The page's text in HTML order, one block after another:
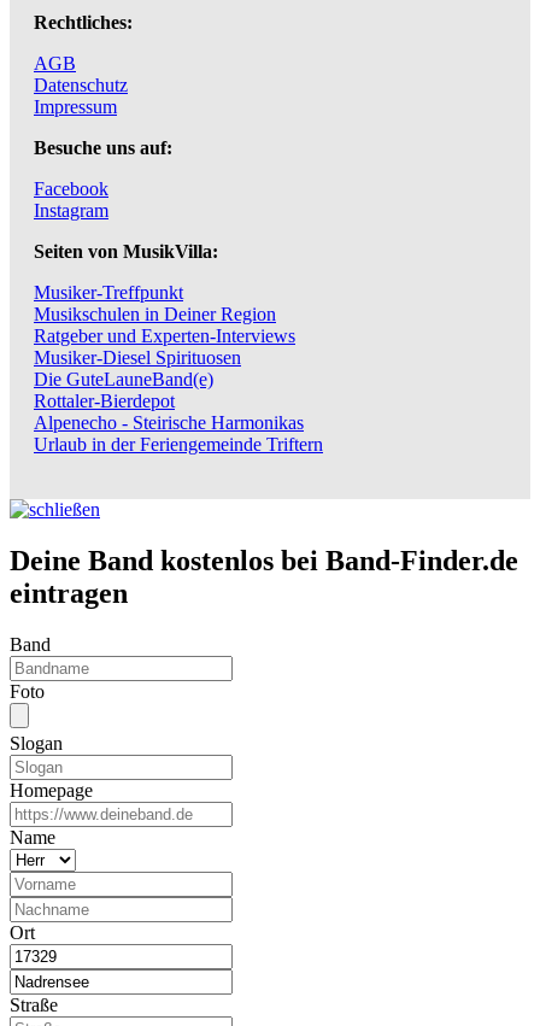
Rechtliches:
AGB
Datenschutz
Impressum
Besuche uns auf:
Facebook
Instagram
Seiten von MusikVilla:
Musiker-Treffpunkt
Musikschulen in Deiner Region
Ratgeber und Experten-Interviews
Musiker-Diesel Spirituosen
Die GuteLauneBand(e)
Rottaler-Bierdepot
Alpenecho - Steirische Harmonikas
Urlaub in der Feriengemeinde Triftern
Deine Band kostenlos bei Band-Finder.de
eintragen
Band
Foto
Slogan
Homepage
Name
Ort
Straße